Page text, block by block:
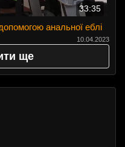
33:35
анальної еблі
10.04.2023
ще